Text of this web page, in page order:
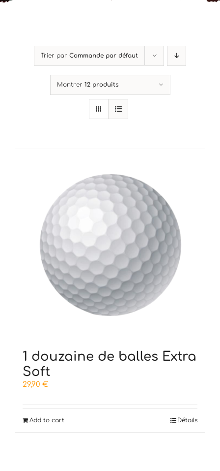
Trier par Commande par défaut
Montrer 12 produits
1 douzaine de balles Extra
Soft
29,90 €
Add to cart Détails